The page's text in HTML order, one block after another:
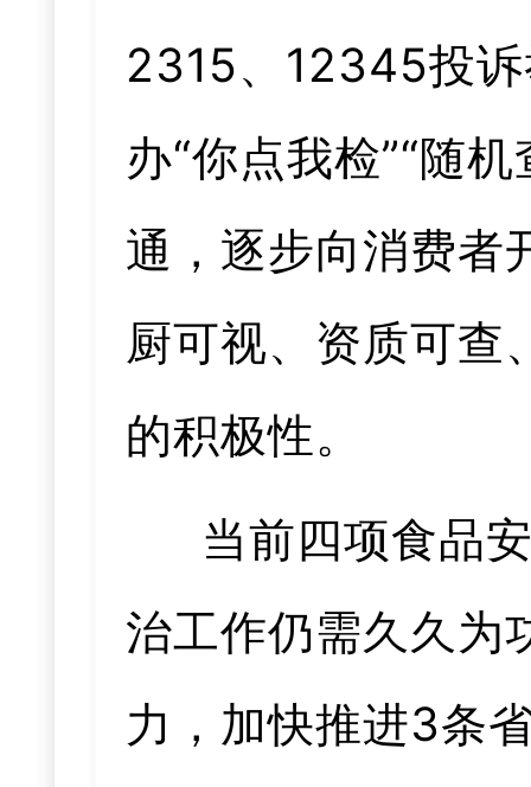
2315、12345投
办“你点我检”“随
通，逐步向消费者
厨可视、资质可查
的积极性。
当前四项食品
治工作仍需久久为
力，加快推进3条